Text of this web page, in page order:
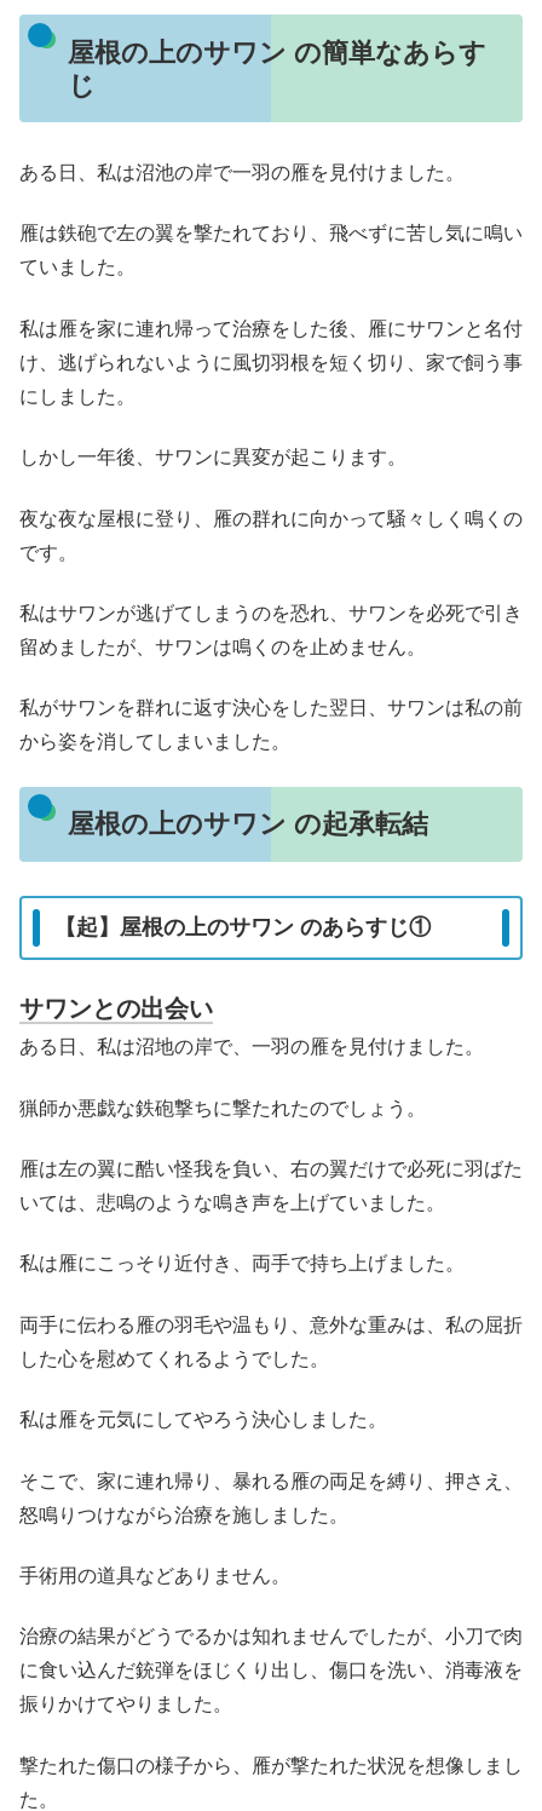
屋根の上のサワン の簡単なあらす
じ
ある日、私は沼池の岸で一羽の雁を見付けました。
雁は鉄砲で左の翼を撃たれており、飛べずに苦し気に鳴い
ていました。
私は雁を家に連れ帰って治療をした後、雁にサワンと名付
け、逃げられないように風切羽根を短く切り、家で飼う事
にしました。
しかし一年後、サワンに異変が起こります。
夜な夜な屋根に登り、雁の群れに向かって騒々しく鳴くの
です。
私はサワンが逃げてしまうのを恐れ、サワンを必死で引き
留めましたが、サワンは鳴くのを止めません。
私がサワンを群れに返す決心をした翌日、サワンは私の前
から姿を消してしまいました。
屋根の上のサワン の起承転結
【起】屋根の上のサワン のあらすじ①
サワンとの出会い
ある日、私は沼地の岸で、一羽の雁を見付けました。
猟師か悪戯な鉄砲撃ちに撃たれたのでしょう。
雁は左の翼に酷い怪我を負い、右の翼だけで必死に羽ばた
いては、悲鳴のような鳴き声を上げていました。
私は雁にこっそり近付き、両手で持ち上げました。
両手に伝わる雁の羽毛や温もり、意外な重みは、私の屈折
した心を慰めてくれるようでした。
私は雁を元気にしてやろう決心しました。
そこで、家に連れ帰り、暴れる雁の両足を縛り、押さえ、
怒鳴りつけながら治療を施しました。
手術用の道具などありません。
治療の結果がどうでるかは知れませんでしたが、小刀で肉
に食い込んだ銃弾をほじくり出し、傷口を洗い、消毒液を
振りかけてやりました。
撃たれた傷口の様子から、雁が撃たれた状況を想像しまし
た。